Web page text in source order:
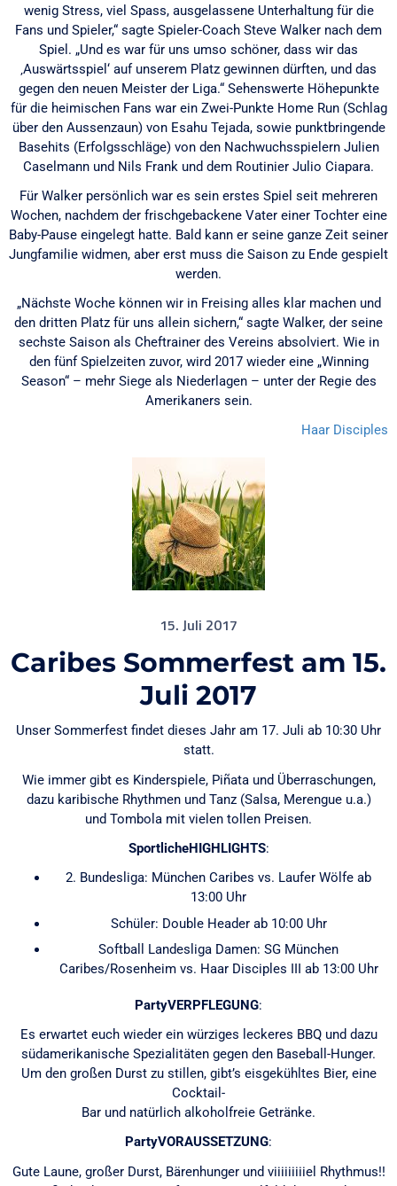
wenig Stress, viel Spass, ausgelassene Unterhaltung für die
Fans und Spieler,“ sagte Spieler-Coach Steve Walker nach dem
Spiel. „Und es war für uns umso schöner, dass wir das
‚Auswärtsspiel‘ auf unserem Platz gewinnen dürften, und das
gegen den neuen Meister der Liga.“ Sehenswerte Höhepunkte
für die heimischen Fans war ein Zwei-Punkte Home Run (Schlag
über den Aussenzaun) von Esahu Tejada, sowie punktbringende
Basehits (Erfolgsschläge) von den Nachwuchsspielern Julien
Caselmann und Nils Frank und dem Routinier Julio Ciapara.
Für Walker persönlich war es sein erstes Spiel seit mehreren
Wochen, nachdem der frischgebackene Vater einer Tochter eine
Baby-Pause eingelegt hatte. Bald kann er seine ganze Zeit seiner
Jungfamilie widmen, aber erst muss die Saison zu Ende gespielt
werden.
„Nächste Woche können wir in Freising alles klar machen und
den dritten Platz für uns allein sichern,“ sagte Walker, der seine
sechste Saison als Cheftrainer des Vereins absolviert. Wie in
den fünf Spielzeiten zuvor, wird 2017 wieder eine „Winning
Season“ – mehr Siege als Niederlagen – unter der Regie des
Amerikaners sein.
Haar Disciples
15. Juli 2017
Caribes Sommerfest am 15.
Juli 2017
Unser Sommerfest findet dieses Jahr am 17. Juli ab 10:30 Uhr
statt.
Wie immer gibt es Kinderspiele, Piñata und Überraschungen,
dazu karibische Rhythmen und Tanz (Salsa, Merengue u.a.)
und Tombola mit vielen tollen Preisen.
SportlicheHIGHLIGHTS:
2. Bundesliga: München Caribes vs. Laufer Wölfe ab
13:00 Uhr
Schüler: Double Header ab 10:00 Uhr
Softball Landesliga Damen: SG München
Caribes/Rosenheim vs. Haar Disciples III ab 13:00 Uhr
PartyVERPFLEGUNG:
Es erwartet euch wieder ein würziges leckeres BBQ und dazu
südamerikanische Spezialitäten gegen den Baseball-Hunger.
Um den großen Durst zu stillen, gibt’s eisgekühltes Bier, eine
Cocktail-
Bar und natürlich alkoholfreie Getränke.
PartyVORAUSSETZUNG:
Gute Laune, großer Durst, Bärenhunger und viiiiiiiiiel Rhythmus!!